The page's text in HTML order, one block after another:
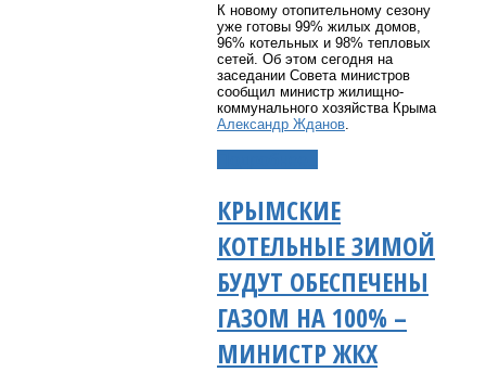
К новому отопительному сезону
уже готовы 99% жилых домов,
96% котельных и 98% тепловых
сетей. Об этом сегодня на
заседании Совета министров
сообщил министр жилищно-
коммунального хозяйства Крыма
Александр Жданов
КРЫМСКИЕ
КОТЕЛЬНЫЕ ЗИМОЙ
БУДУТ ОБЕСПЕЧЕНЫ
ГАЗОМ НА 100% –
МИНИСТР ЖКХ